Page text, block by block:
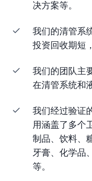
决方案等。
我们的清管系
投资回收期短
我们的团队主
在清管系统和
我们经过验证
用涵盖了多个
制品、饮料、
牙膏、化学品
等。